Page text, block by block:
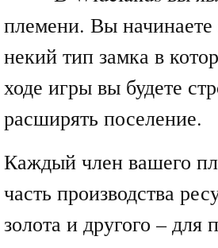
племени. Вы
некий тип замка в
ходе игры вы будете
расширять поселение.
Каждый член вашего
часть производства
золота и другого –